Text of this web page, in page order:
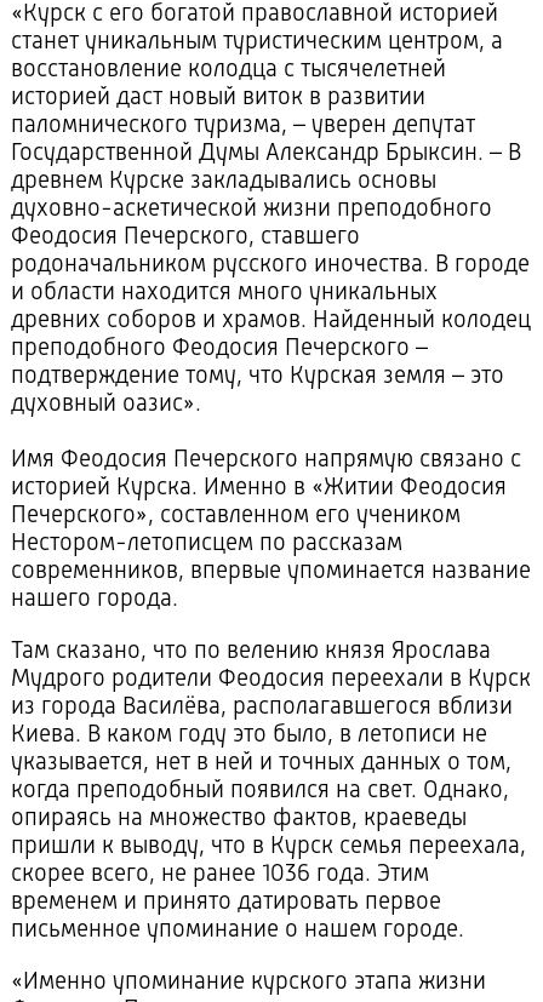
«Курск с его богатой православной историей
станет уникальным туристическим центром, а
восстановление колодца с тысячелетней
историей даст новый виток в развитии
паломнического туризма, – уверен депутат
Государственной Думы Александр Брыксин. – В
древнем Курске закладывались основы
духовно-аскетической жизни преподобного
Феодосия Печерского, ставшего
родоначальником русского иночества. В городе
и области находится много уникальных
древних соборов и храмов. Найденный колодец
преподобного Феодосия Печерского –
подтверждение тому, что Курская земля – это
духовный оазис».
Имя Феодосия Печерского напрямую связано с
историей Курска. Именно в «Житии Феодосия
Печерского», составленном его учеником
Нестором-летописцем по рассказам
современников, впервые упоминается название
нашего города.
Там сказано, что по велению князя Ярослава
Мудрого родители Феодосия переехали в Курск
из города Василёва, располагавшегося вблизи
Киева. В каком году это было, в летописи не
указывается, нет в ней и точных данных о том,
когда преподобный появился на свет. Однако,
опираясь на множество фактов, краеведы
пришли к выводу, что в Курск семья переехала,
скорее всего, не ранее 1036 года. Этим
временем и принято датировать первое
письменное упоминание о нашем городе.
«Именно упоминание курского этапа жизни